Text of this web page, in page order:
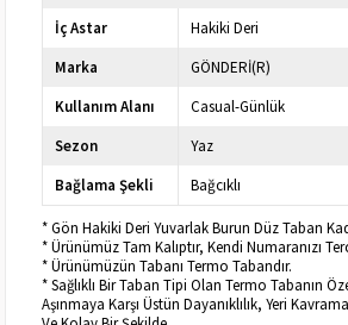
İç Astar
Hakiki Deri
Marka
GÖNDERİ(R)
Kullanım Alanı
Casual-Günlük
Sezon
Yaz
Bağlama Şekli
Bağcıklı
* Gön Hakiki Deri Yuvarlak Burun Düz Taban
* Ürünümüz Tam Kalıptır, Kendi Numaranızı
* Ürünümüzün Tabanı Termo Tabandır.
* Sağlıklı Bir Taban Tipi Olan Termo Tabanın
Aşınmaya Karşı Üstün Dayanıklılık, Yeri